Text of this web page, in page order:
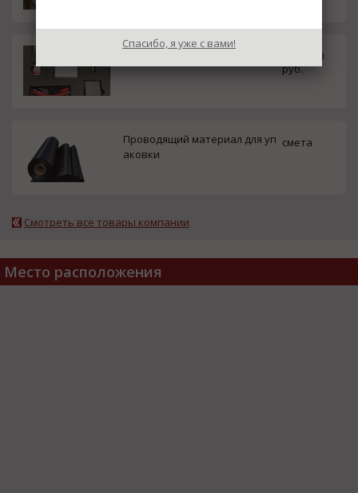
ОММЕТР
40000.00
руб.
Проводящий материал для уп
аковки
смета
Смотреть все товары компании
Место расположения
Спасибо, я уже с вами!